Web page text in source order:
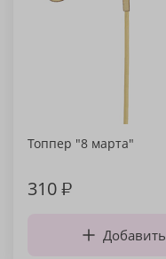
Топпер "8 марта"
310₽
Добавить